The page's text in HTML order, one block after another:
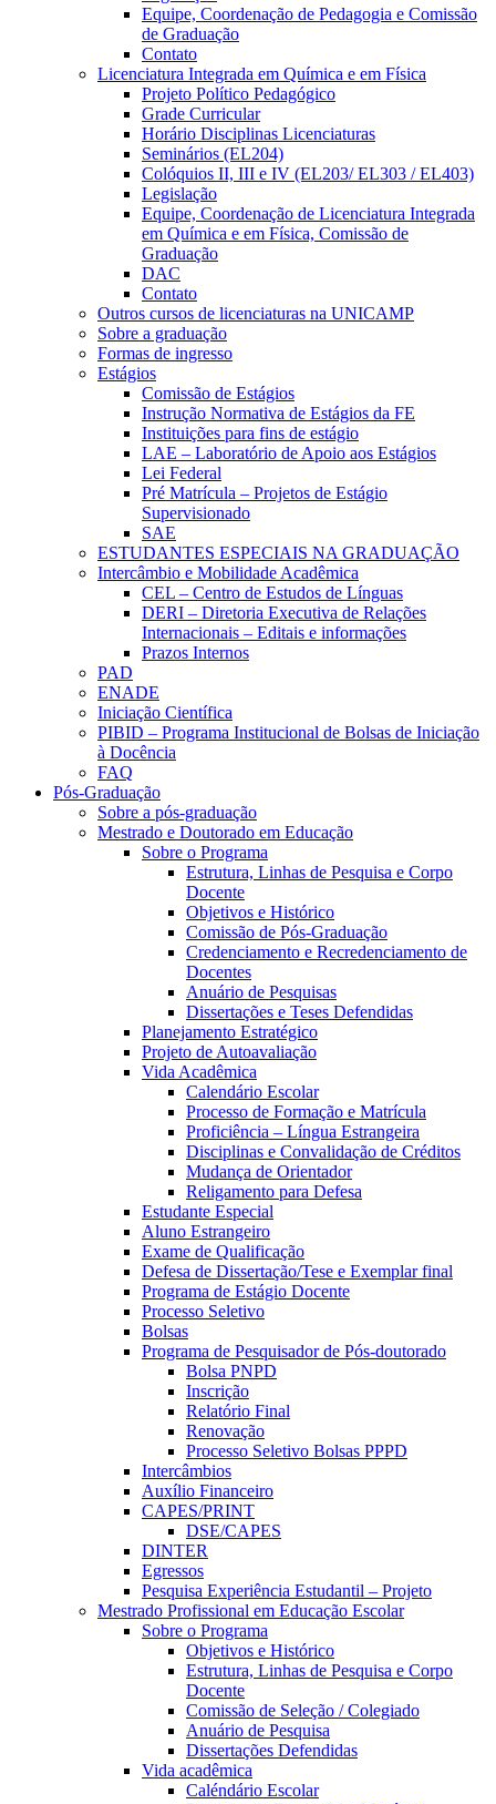
Equipe, Coordenação de Pedagogia e Comissão
de Graduação
Contato
Licenciatura Integrada em Química e em Física
Projeto Político Pedagógico
Grade Curricular
Horário Disciplinas Licenciaturas
Seminários (EL204)
Colóquios II, III e IV (EL203/ EL303 / EL403)
Legislação
Equipe, Coordenação de Licenciatura Integrada
em Química e em Física, Comissão de
Graduação
DAC
Contato
Outros cursos de licenciaturas na UNICAMP
Sobre a graduação
Formas de ingresso
Estágios
Comissão de Estágios
Instrução Normativa de Estágios da FE
Instituições para fins de estágio
LAE – Laboratório de Apoio aos Estágios
Lei Federal
Pré Matrícula – Projetos de Estágio
Supervisionado
SAE
ESTUDANTES ESPECIAIS NA GRADUAÇÃO
Intercâmbio e Mobilidade Acadêmica
CEL – Centro de Estudos de Línguas
DERI – Diretoria Executiva de Relações
Internacionais – Editais e informações
Prazos Internos
PAD
ENADE
Iniciação Científica
PIBID – Programa Institucional de Bolsas de Iniciação
à Docência
FAQ
Pós-Graduação
Sobre a pós-graduação
Mestrado e Doutorado em Educação
Sobre o Programa
Estrutura, Linhas de Pesquisa e Corpo
Docente
Objetivos e Histórico
Comissão de Pós-Graduação
Credenciamento e Recredenciamento de
Docentes
Anuário de Pesquisas
Dissertações e Teses Defendidas
Planejamento Estratégico
Projeto de Autoavaliação
Vida Acadêmica
Calendário Escolar
Processo de Formação e Matrícula
Proficiência – Língua Estrangeira
Disciplinas e Convalidação de Créditos
Mudança de Orientador
Religamento para Defesa
Estudante Especial
Aluno Estrangeiro
Exame de Qualificação
Defesa de Dissertação/Tese e Exemplar final
Programa de Estágio Docente
Processo Seletivo
Bolsas
Programa de Pesquisador de Pós-doutorado
Bolsa PNPD
Inscrição
Relatório Final
Renovação
Processo Seletivo Bolsas PPPD
Intercâmbios
Auxílio Financeiro
CAPES/PRINT
DSE/CAPES
DINTER
Egressos
Pesquisa Experiência Estudantil – Projeto
Mestrado Profissional em Educação Escolar
Sobre o Programa
Objetivos e Histórico
Estrutura, Linhas de Pesquisa e Corpo
Docente
Comissão de Seleção / Colegiado
Anuário de Pesquisa
Dissertações Defendidas
Vida acadêmica
Caléndário Escolar